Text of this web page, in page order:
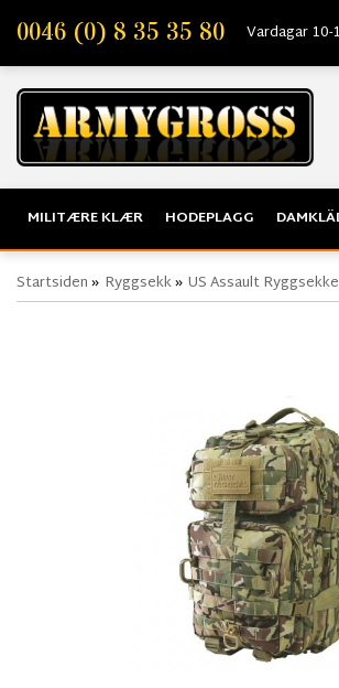
0046 (0) 8 35 35 80 Vardagar 10-
MILITÆRE KLÆR HODEPLAGG
Startsiden» Ryggsekk» US Assault